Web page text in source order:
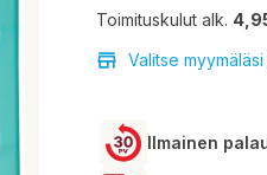
Toimituskulut alk.
Valitse
Ilmainen